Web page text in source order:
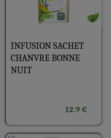
INFUSION SACHET
CHANVRE BONNE
NUIT
12.9 €